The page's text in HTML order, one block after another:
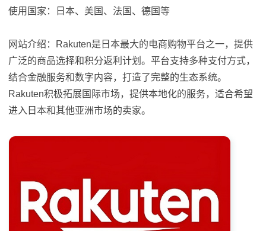
使用国家：日本、美国、法国、德国等
网站介绍：Rakuten是日本最大的电商购物平台之一，提供
广泛的商品选择和积分返利计划。平台支持多种支付方式，
结合金融服务和数字内容，打造了完整的生态系统。
Rakuten积极拓展国际市场，提供本地化的服务，适合希望
进入日本和其他亚洲市场的卖家。